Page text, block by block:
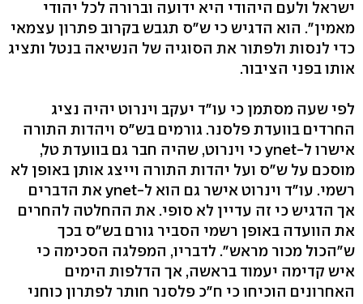
ישראל ולעם היהודי היא ידועה וברורה לכל יהודי
מאמין". הוא הדגיש כי ש"ס תגבש בקרוב פתרון עצמאי
כדי לנסות ולפתור את הסוגיה של הנשיאה בנטל ותציג
אותו בפני הציבור.
לפי שעה מסתמן כי עו"ד יעקב וינרוט יהיה נציג
החרדים בוועדת פלסנר. גורמים בש"ס ויהדות התורה
אישרו ל-ynet כי וינרוט, שהיה חבר גם בוועדת טל,
מוסכם על ש"ס ועל יהדות התורה וייצג אותן באופן לא
רשמי. עו"ד וינרוט אישר גם הוא ל-ynet את הדברים
אך הדגיש כי זה עדיין לא סופי. את ההחלטה להחרים
את הוועדה באופן רשמי הסביר גורם בש"ס בכך
ש"הכול מכור מראש". לדבריו, המפלגה הסכימה כי
איש קדימה יעמוד בראשה, אך הדלפות הימים
האחרונים הוכיחו כי ח"כ פלסנר חותר לפתרון כוחני